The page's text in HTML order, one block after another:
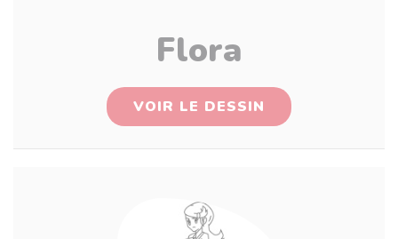
Flora
VOIR LE DESSIN